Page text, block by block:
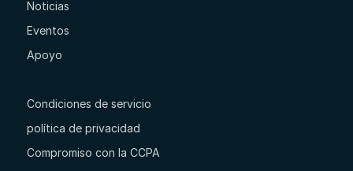
Noticias
Eventos
Apoyo
Condiciones de servicio
política de privacidad
Compromiso con la CCPA